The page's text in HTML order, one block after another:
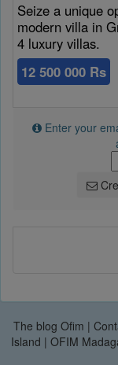
Seize a unique
modern villa in
4 luxury villas.
12 500 000 Rs
Enter your
The blog Ofim |
Island | OFIM